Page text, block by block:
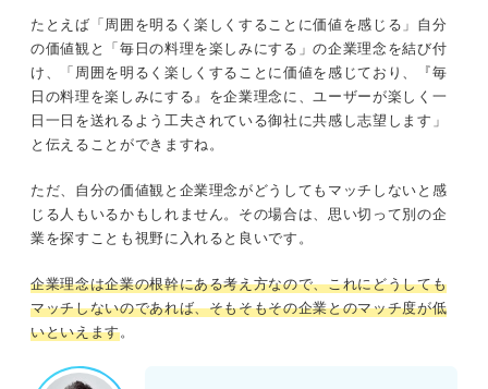
たとえば「周囲を明るく楽しくすることに価値を感じる」自分
の価値観と「毎日の料理を楽しみにする」の企業理念を結び付
け、「周囲を明るく楽しくすることに価値を感じており、『毎
日の料理を楽しみにする』を企業理念に、ユーザーが楽しく一
日一日を送れるよう工夫されている御社に共感し志望します」
と伝えることができますね。
ただ、自分の価値観と企業理念がどうしてもマッチしないと感
じる人もいるかもしれません。その場合は、思い切って別の企
業を探すことも視野に入れると良いです。
企業理念は企業の根幹にある考え方なので、これにどうしても
マッチしないのであれば、そもそもその企業とのマッチ度が低
いといえます。